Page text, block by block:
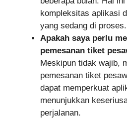
kompleksitas aplikasi
yang sedang di proses.
Apakah saya perlu
pemesanan tiket
Meskipun tidak wajib,
pemesanan tiket
dapat memperkuat
menunjukkan
perjalanan.